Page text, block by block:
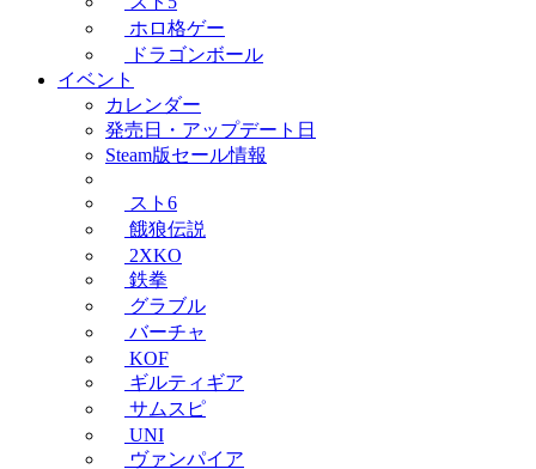
ホロ格ゲー
ドラゴンボール
イベント
カレンダー
発売日・アップデート日
Steam版セール情報
スト6
餓狼伝説
2XKO
鉄拳
グラブル
バーチャ
KOF
ギルティギア
サムスピ
UNI
ヴァンパイア